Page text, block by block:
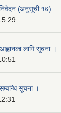
निवेदन (अनुसूची १७)
लागि सूचना ।
सूचना ।